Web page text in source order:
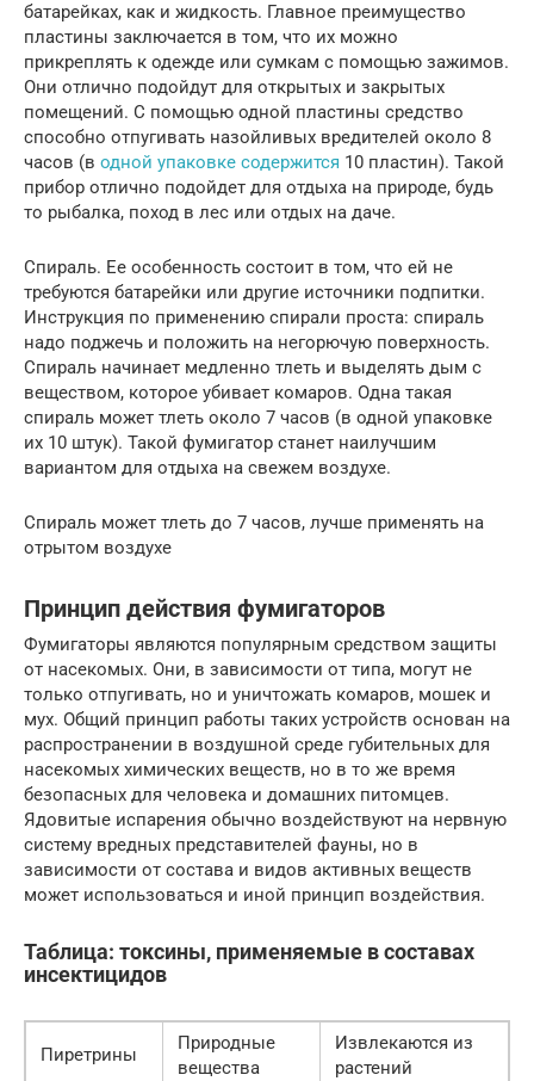
батарейках, как и жидкость. Главное преимущество
пластины заключается в том, что их можно
прикреплять к одежде или сумкам с помощью зажимов.
Они отлично подойдут для открытых и закрытых
помещений. С помощью одной пластины средство
способно отпугивать назойливых вредителей около 8
часов (в одной упаковке содержится 10 пластин). Такой
прибор отлично подойдет для отдыха на природе, будь
то рыбалка, поход в лес или отдых на даче.
Спираль. Ее особенность состоит в том, что ей не
требуются батарейки или другие источники подпитки.
Инструкция по применению спирали проста: спираль
надо поджечь и положить на негорючую поверхность.
Спираль начинает медленно тлеть и выделять дым с
веществом, которое убивает комаров. Одна такая
спираль может тлеть около 7 часов (в одной упаковке
их 10 штук). Такой фумигатор станет наилучшим
вариантом для отдыха на свежем воздухе.
Спираль может тлеть до 7 часов, лучше применять на
отрытом воздухе
Принцип действия фумигаторов
Фумигаторы являются популярным средством защиты
от насекомых. Они, в зависимости от типа, могут не
только отпугивать, но и уничтожать комаров, мошек и
мух. Общий принцип работы таких устройств основан на
распространении в воздушной среде губительных для
насекомых химических веществ, но в то же время
безопасных для человека и домашних питомцев.
Ядовитые испарения обычно воздействуют на нервную
систему вредных представителей фауны, но в
зависимости от состава и видов активных веществ
может использоваться и иной принцип воздействия.
Таблица: токсины, применяемые в составах
инсектицидов
Пиретрины
Природные
вещества
Извлекаются из
растений